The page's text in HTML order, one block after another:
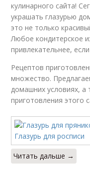
кулинарного сайта!
украшать глазурью
это не только
Любое кондитерское
привлекательнее,
Рецептов
множество.
домашних условиях, а
приготовления этого
Читать дальше →